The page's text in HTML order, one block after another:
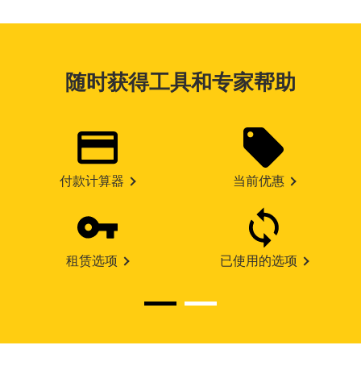
随时获得工具和专家帮助
付款计算器 当前优惠
租赁选项 已使用的选项